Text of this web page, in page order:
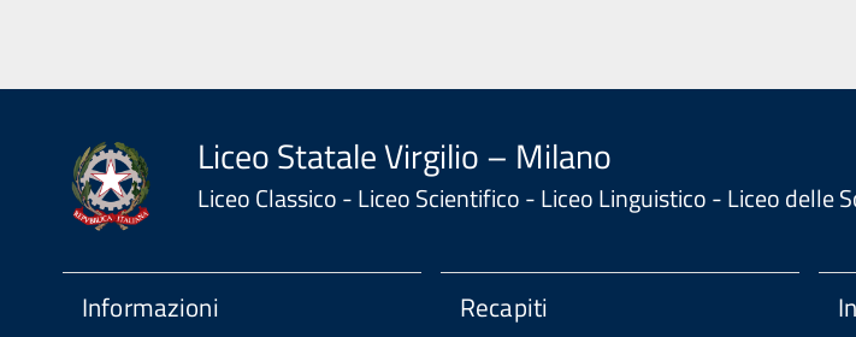
Liceo Statale Virgilio – Milano
Liceo Classico - Liceo Scientifico - Liceo Linguistico - Liceo delle
Informazioni Recapiti